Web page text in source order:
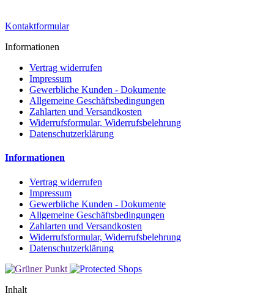
Kontaktformular
Informationen
Vertrag widerrufen
Impressum
Gewerbliche Kunden - Dokumente
Allgemeine Geschäftsbedingungen
Zahlarten und Versandkosten
Widerrufsformular, Widerrufsbelehrung
Datenschutzerklärung
Informationen
Vertrag widerrufen
Impressum
Gewerbliche Kunden - Dokumente
Allgemeine Geschäftsbedingungen
Zahlarten und Versandkosten
Widerrufsformular, Widerrufsbelehrung
Datenschutzerklärung
Inhalt